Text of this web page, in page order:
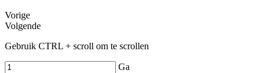
Vorige
Volgende
Gebruik CTRL + scroll om te scrollen
Ga